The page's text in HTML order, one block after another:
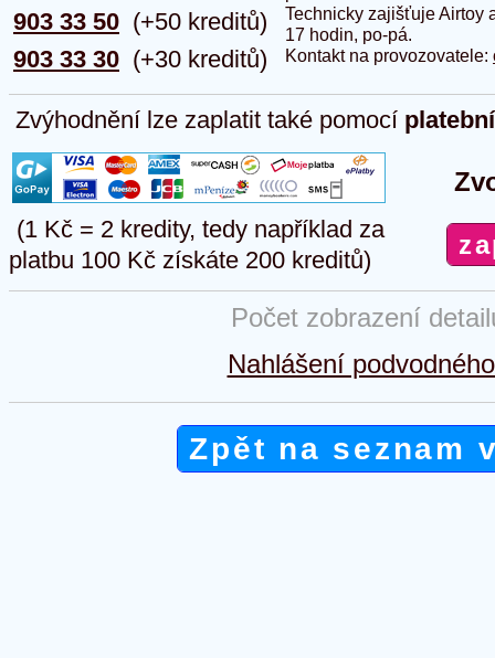
903 33 50
903 33 30
(+50 kreditů)
(+30 kreditů)
Technicky zajišťuje Airtoy
17 hodin, po-pá.
Kontakt na provozovatele:
Zvýhodnění lze zaplatit také pomocí
(1 Kč = 2 kredity, tedy například za
platbu 100 Kč získáte 200 kreditů)
Počet zobrazení
Nahlášení
Zpět na seznam